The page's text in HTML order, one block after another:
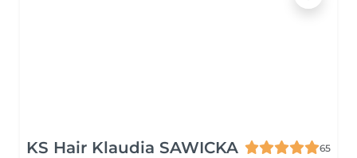
KS Hair Klaudia SAWICKA
65